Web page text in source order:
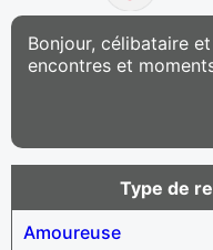
Bonjour, célibataire
encontres et
Type de
Amoureuse